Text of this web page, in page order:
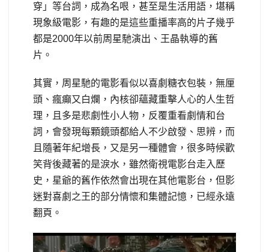
穿」等台詞，成為名哏，甚至是生活用語，堪稱
現象級電影，有趣的是這些重播率高的片子幾乎
都是2000年以前周星馳演出、王晶執導的舊
片。
其實，周星馳的電影看似以喜劇糖衣包裝，無厘
頭、瘋癲又白爛，內核卻蘊藏重擊人心的人生哲
理，且多是悲劇性小人物，反覆重看劇情和台
詞，會發現每顆鏡頭都給人不少啟發、思辨，而
且隨著年紀增長，又是另一種體會，很多時候歡
笑背後藏著的是淚水，雖然衛視電影台走入歷
史，星爺的舊作依然會出現在其他電影台，但影
迷對喜劇之王的部分情懷和集體記憶，已經永遠
翻頁。